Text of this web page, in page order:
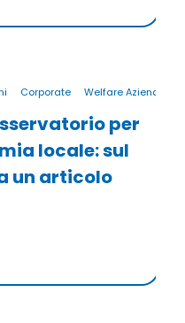
Corporate Welfare Aziendale
per
locale: sul
un articolo